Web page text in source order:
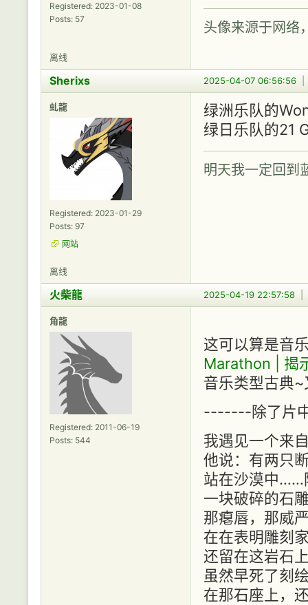
Registered: 2023-01-08
Posts: 57
头像来源于网络
离线
2025-04-07 06:56:56
Sherixs
虬龍
Registered: 2023-01-29
Posts: 97
网站
绿洲乐队的
绿日乐队的21
明天我一定回到
离线
2025-04-19 22:57:58
火柴龍
角龍
Registered: 2011-06-19
Posts: 544
这可以算是音
Marathon | 揭
音乐类型古典
-------除了片
我遇见一个来
他说：有两只
站在沙漠中……
一块破碎的石
那瘪唇，那威
在在表明雕刻
还留在这岩石
虽然早死了刻
在那石座上，